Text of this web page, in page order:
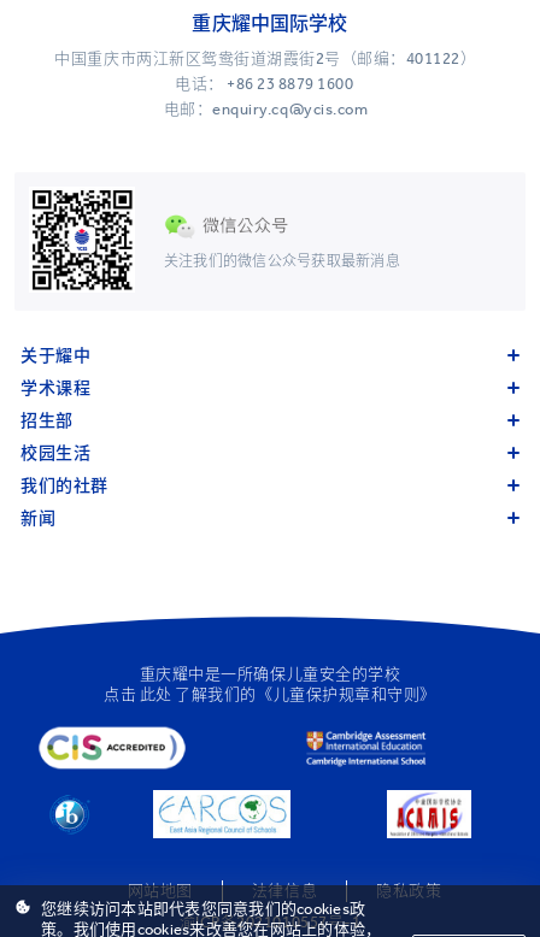
关注我们的微信公众号获取最新消息
重庆耀中国际学校
中国重庆市两江新区鸳鸯街道湖霞街2号（邮编：401122）
电话： +86 23 8879 1600
电邮：enquiry.cq@ycis.com
关于耀中
学术课程
招生部
校园生活
我们的社群
新闻
重庆耀中是一所确保儿童安全的学校
点击 此处 了解我们的《儿童保护规章和守则》
网站地图 法律信息
隐私政策
渝ICP备2021010557号-1
您继续访问本站即代表您同意我们的cookies政
策。我们使用cookies来改善您在网站上的体验，